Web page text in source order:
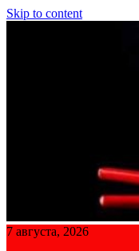
Skip to content
7 августа, 2026